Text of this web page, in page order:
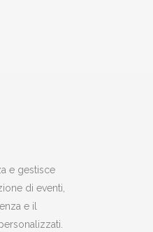
e gestisce
di eventi,
e il